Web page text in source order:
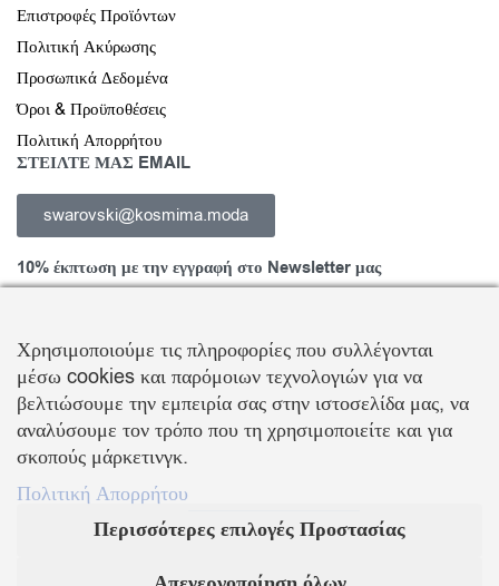
Επιστροφές Προϊόντων
Πολιτική Ακύρωσης
Προσωπικά Δεδομένα
Όροι & Προϋποθέσεις
Πολιτική Απορρήτου
ΣΤΕΙΛΤΕ ΜΑΣ EMAIL
swarovski@kosmima.moda
10% έκπτωση με την εγγραφή στο Newsletter μας
Εγγραφείτε στο Newsletter και ενημερωθείτε για νέα προϊόντα,
τάσεις και προσφορές, καθώς και για να λάβετεκουπόνι έκπτωσης
10%με την πρώτη σας αγορά!
ΒΑΛΛΗΣ Χ.-ΑΒΑΓΙΑΝΟΣ Ε. ΕΜΠΟΡΙΚΗ ΕΤΑΙΡΕΙΑ Ο.Ε.
Τα λογότυπα SWAROVSKI & SWAN είναι κατοχυρωμένα σήματα της Swarovski AG
Χρησιμοποιούμε τις πληροφορίες που συλλέγονται
μέσω cookies και παρόμοιων τεχνολογιών για να
βελτιώσουμε την εμπειρία σας στην ιστοσελίδα μας, να
αναλύσουμε τον τρόπο που τη χρησιμοποιείτε και για
σκοπούς μάρκετινγκ.
Πολιτική Απορρήτου
Περισσότερες επιλογές Προστασίας